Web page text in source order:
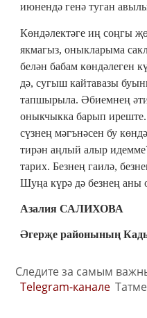
июнендә генә туган
Көндәлектәге иң соңгы
якмагыз, оныкларыма
белән бабам көндәлеген
дә, сугыш кайтавазы
тапшырыла. Әбиемнең
оныкчыкка барып
сүзнең мәгънәсен бу
тирән аңлый алыр
тарих. Безнең гаилә,
Шуңа күрә дә безнең
Азалия САЛИХОВА
Әгерҗе районының
Следите за самым
Telegram-канале